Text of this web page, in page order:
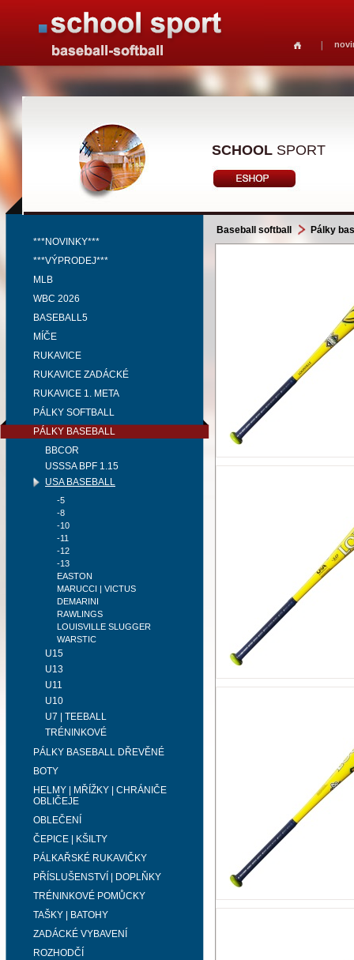
SCHOOL SPORT
***NOVINKY***
***VÝPRODEJ***
MLB
WBC 2026
BASEBALL5
MÍČE
RUKAVICE
RUKAVICE ZADÁCKÉ
RUKAVICE 1. META
PÁLKY SOFTBALL
PÁLKY BASEBALL
BBCOR
USSSA BPF 1.15
USA BASEBALL
-5
-8
-10
-11
-12
-13
EASTON
MARUCCI | VICTUS
DEMARINI
RAWLINGS
LOUISVILLE SLUGGER
WARSTIC
U15
U13
U11
U10
U7 | TEEBALL
TRÉNINKOVÉ
PÁLKY BASEBALL DŘEVĚNÉ
BOTY
HELMY | MŘÍŽKY | CHRÁNIČE
OBLIČEJE
OBLEČENÍ
ČEPICE | KŠILTY
PÁLKAŘSKÉ RUKAVIČKY
PŘÍSLUŠENSTVÍ | DOPLŇKY
TRÉNINKOVÉ POMŮCKY
TAŠKY | BATOHY
ZADÁCKÉ VYBAVENÍ
ROZHODČÍ
Baseball softball Pálky